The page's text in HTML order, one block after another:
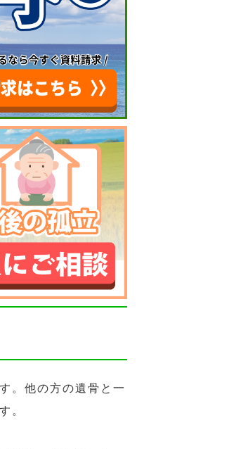
。他の方の遺骨と一
。